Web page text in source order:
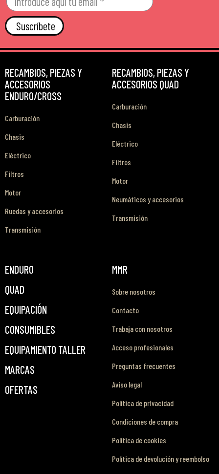
Suscríbete
RECAMBIOS, PIEZAS Y
ACCESORIOS
ENDURO/CROSS
Carburación
Chasis
Eléctrico
Filtros
Motor
Ruedas y accesorios
Transmisión
RECAMBIOS, PIEZAS Y
ACCESORIOS QUAD
Carburación
Chasis
Eléctrico
Filtros
Motor
Neumáticos y accesorios
Transmisión
ENDURO
QUAD
EQUIPACIÓN
CONSUMIBLES
EQUIPAMIENTO TALLER
MARCAS
OFERTAS
MMR
Sobre nosotros
Contacto
Trabaja con nosotros
Acceso profesionales
Preguntas frecuentes
Aviso legal
Política de privacidad
Condiciones de compra
Política de cookies
Política de devolución y reembolso